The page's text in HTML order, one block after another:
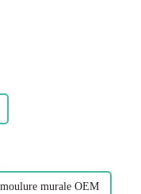
murale OEM